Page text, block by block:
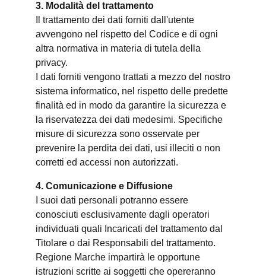
3. Modalità del trattamento
Il trattamento dei dati forniti dall'utente
avvengono nel rispetto del Codice e di ogni
altra normativa in materia di tutela della
privacy.
I dati forniti vengono trattati a mezzo del nostro
sistema informatico, nel rispetto delle predette
finalità ed in modo da garantire la sicurezza e
la riservatezza dei dati medesimi. Specifiche
misure di sicurezza sono osservate per
prevenire la perdita dei dati, usi illeciti o non
corretti ed accessi non autorizzati.
4. Comunicazione e Diffusione
I suoi dati personali potranno essere
conosciuti esclusivamente dagli operatori
individuati quali Incaricati del trattamento dal
Titolare o dai Responsabili del trattamento.
Regione Marche impartirà le opportune
istruzioni scritte ai soggetti che opereranno